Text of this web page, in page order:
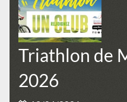
Triathlon de
2026